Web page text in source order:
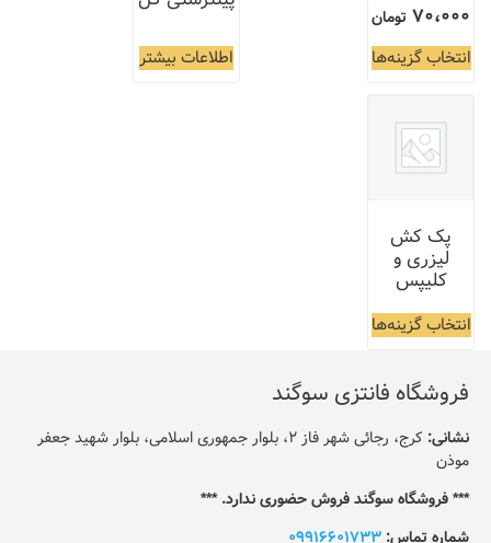
70،000 تومان
انتخاب گزینه‌ها اطلاعات بیشتر
پک کش
لیزری و
کلیپس
انتخاب گزینه‌ها
فروشگاه فانتزی سوگند
نشانی:
کرج، رجائی شهر فاز 2، بلوار جمهوری اسلامی، بلوار شهید جعفر
موذن
*** فروشگاه سوگند فروش حضوری ندارد. ***
شماره تماس: 09916601733